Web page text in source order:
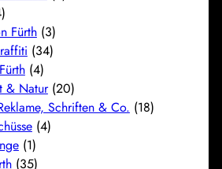
Fürth(3)
(34)
(4)
& Natur(20)
Schriften & Co. (18)
(4)
(1)
(35)